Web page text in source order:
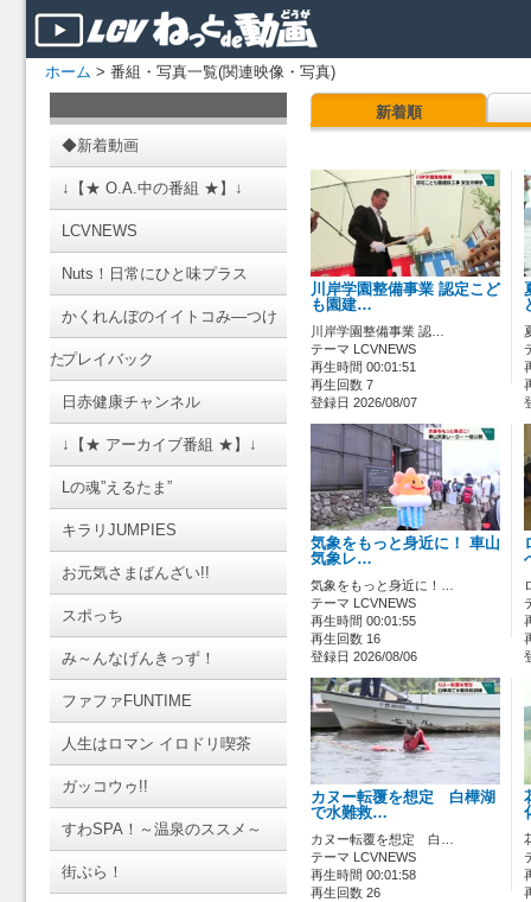
ホーム > 番組・写真一覧(関連映像・写真)
◆新着動画
↓【★ O.A.中の番組 ★】↓
LCVNEWS
Nuts！日常にひと味プラス
かくれんぼのイイトコみ―つけ
たプレイバック
日赤健康チャンネル
↓【★ アーカイブ番組 ★】↓
Lの魂”えるたま”
キラリJUMPIES
お元気さまばんざい!!
スポっち
み～んなげんきっず！
ファファFUNTIME
人生はロマン イロドリ喫茶
ガッコウゥ!!
すわSPA！～温泉のススメ～
街ぶら！
新着順
川岸学園整備事業 認定こど
も園建…
川岸学園整備事業 認…
テーマ LCVNEWS
再生時間 00:01:51
再生回数 7
登録日 2026/08/07
気象をもっと身近に！ 車山
気象レ…
気象をもっと身近に！…
テーマ LCVNEWS
再生時間 00:01:55
再生回数 16
登録日 2026/08/06
カヌー転覆を想定 白樺湖
で水難救…
カヌー転覆を想定 白…
テーマ LCVNEWS
再生時間 00:01:58
再生回数 26